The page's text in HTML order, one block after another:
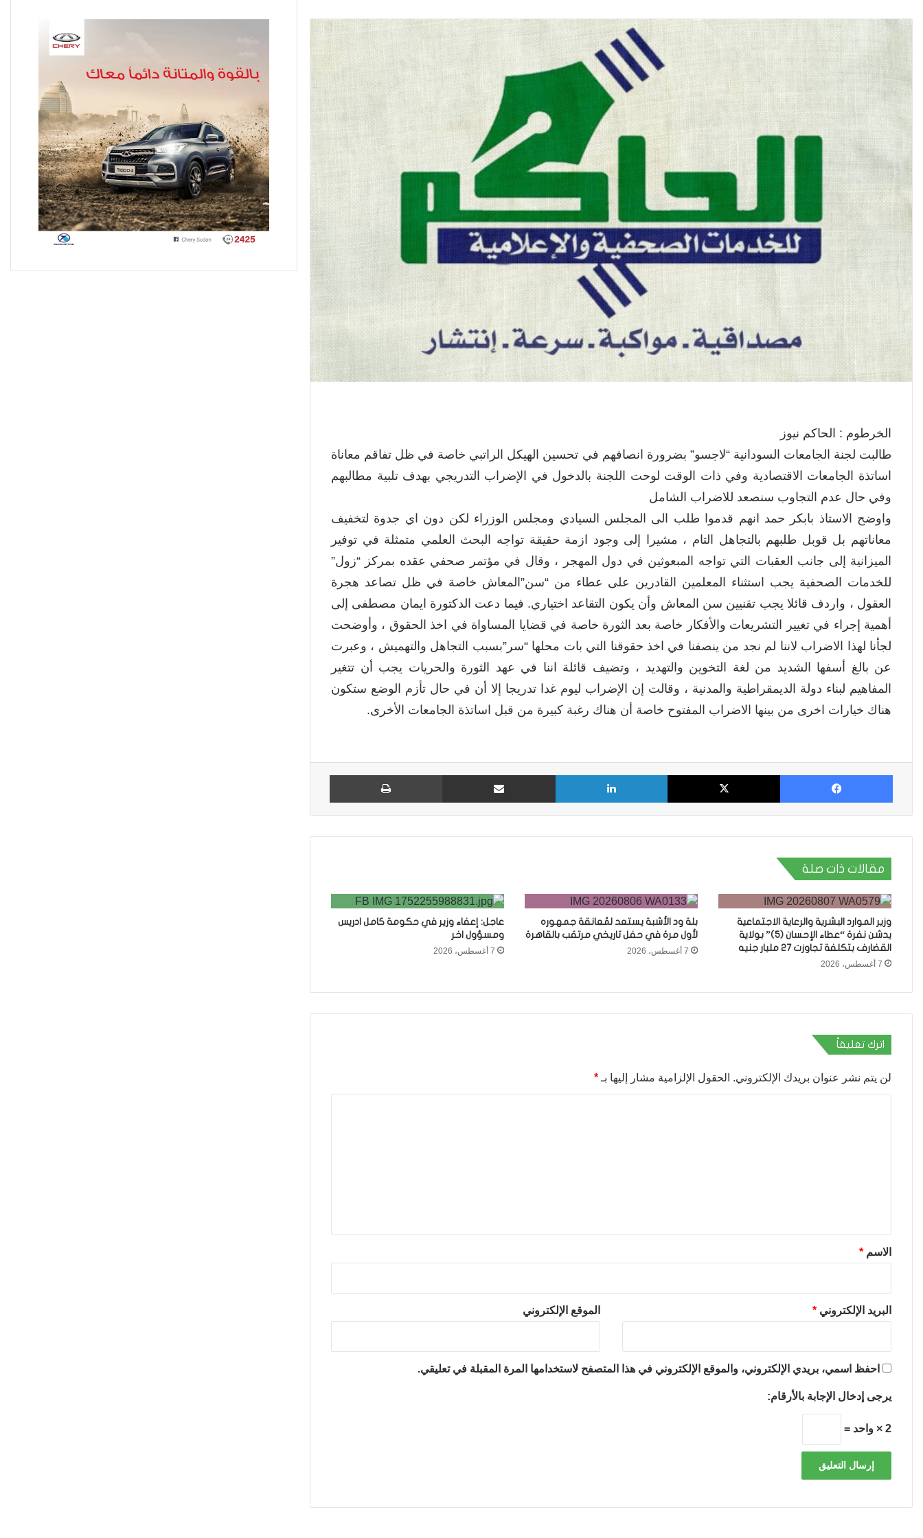
الخرطوم : الحاكم نيوز
طالبت لجنة الجامعات السودانية “لاجسو” بضرورة انصافهم في تحسين الهيكل الراتبي خاصة في ظل تفاقم معاناة
اساتذة الجامعات الاقتصادية وفي ذات الوقت لوحت اللجنة بالدخول في الإضراب التدريجي بهدف تلبية مطالبهم
وفي حال عدم التجاوب سنصعد للاضراب الشامل
واوضح الاستاذ بابكر حمد انهم قدموا طلب الى المجلس السيادي ومجلس الوزراء لكن دون اي جدوة لتخفيف
معاناتهم بل قوبل طلبهم بالتجاهل التام ، مشيرا إلى وجود ازمة حقيقة تواجه البحث العلمي متمثلة في توفير
الميزانية إلى جانب العقبات التي تواجه المبعوثين في دول المهجر ، وقال في مؤتمر صحفي عقده بمركز “زول”
للخدمات الصحفية يجب استثناء المعلمين القادرين على عطاء من “سن”المعاش خاصة في ظل تصاعد هجرة
العقول ، واردف قائلا يجب تقنيين سن المعاش وأن يكون التقاعد اختياري. فيما دعت الدكتورة ايمان مصطفى إلى
أهمية إجراء في تغيير التشريعات والأفكار خاصة بعد الثورة خاصة في قضايا المساواة في اخذ الحقوق ، وأوضحت
لجأنا لهذا الاضراب لاننا لم نجد من ينصفنا في اخذ حقوقنا التي بات محلها “سر”بسبب التجاهل والتهميش ، وعبرت
عن بالغ أسفها الشديد من لغة التخوين والتهديد ، وتضيف قائلة اننا في عهد الثورة والحريات يجب أن تتغير
المفاهيم لبناء دولة الديمقراطية والمدنية ، وقالت إن الإضراب ليوم غدا تدريجا إلا أن في حال تأزم الوضع ستكون
هناك خيارات اخرى من بينها الاضراب المفتوح خاصة أن هناك رغبة كبيرة من قبل اساتذة الجامعات الأخرى.
فيسبوك X لينكدإن مشاركة عبر البريد طباعة
مقالات ذات صلة
وزير الموارد البشرية والرعاية الاجتماعية
يدشن نفرة “عطاء الإحسان (5)” بولاية
القضارف بتكلفة تجاوزت 27 مليار جنيه
7 أغسطس، 2026
بلة ود الأشبة يستعد لمُعانقة جمهوره
لأول مرة في حفل تاريخي مرتقب بالقاهرة
7 أغسطس، 2026
عاجل: إعفاء وزير في حكومة كامل ادريس
ومسؤول اخر
7 أغسطس، 2026
اترك تعليقاً
لن يتم نشر عنوان بريدك الإلكتروني. الحقول الإلزامية مشار إليها بـ *
*الاسم *
البريد الإلكتروني * الموقع الإلكتروني
احفظ اسمي، بريدي الإلكتروني، والموقع الإلكتروني في هذا المتصفح لاستخدامها المرة المقبلة في تعليقي.
يرجى إدخال الإجابة بالأرقام:
2 × واحد =